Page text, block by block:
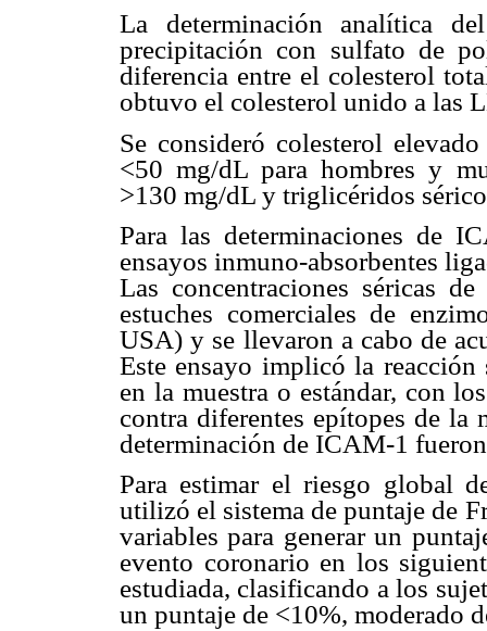
La determinación analítica
precipitación con sulfato de
diferencia entre el colesterol
obtuvo el colesterol unido a las
Se consideró colesterol
<50 mg/dL para hombres y
>130 mg/dL y triglicéridos
Para las determinaciones de
ensayos inmuno-absorbentes
Las concentraciones séricas
estuches comerciales de
USA) y se llevaron a cabo de
Este ensayo implicó la
en la muestra o estándar, con
contra diferentes epítopes de la
determinación de ICAM-1
Para estimar el riesgo global
utilizó el sistema de puntaje de
variables para generar un
evento coronario en los
estudiada, clasificando a los
un puntaje de <10%, moderado